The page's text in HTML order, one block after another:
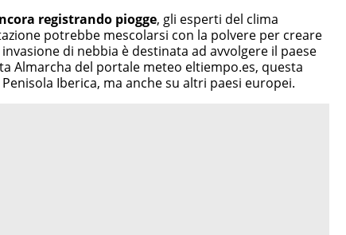
registrando piogge, gli esperti del clima
potrebbe mescolarsi con la polvere per creare
invasione di nebbia è destinata ad avvolgere il paese
Almarcha del portale meteo eltiempo.es, questa
Iberica, ma anche su altri paesi europei.